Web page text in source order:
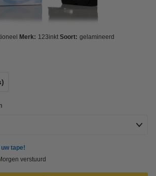
Merk: 123inkt Soort: gelamineerd
tape!
verstuurd